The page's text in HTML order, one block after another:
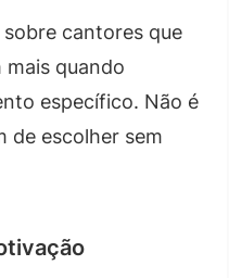
cantores que
quando
específico. Não é
de escolher sem